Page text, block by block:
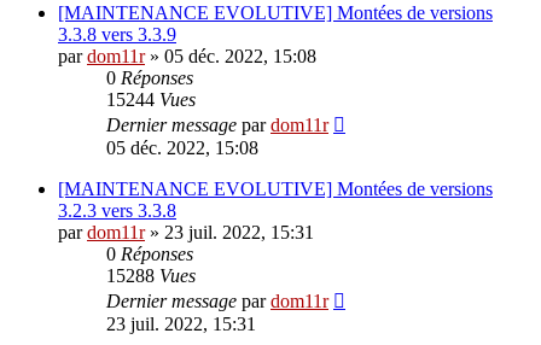
[MAINTENANCE EVOLUTIVE] Montées de versions
3.3.8 vers 3.3.9
pardom11r» 05 déc. 2022, 15:08
0 Réponses
15244 Vues
Dernier message pardom11r
05 déc. 2022, 15:08
[MAINTENANCE EVOLUTIVE] Montées de versions
3.2.3 vers 3.3.8
pardom11r» 23 juil. 2022, 15:31
0 Réponses
15288 Vues
Dernier message pardom11r
23 juil. 2022, 15:31